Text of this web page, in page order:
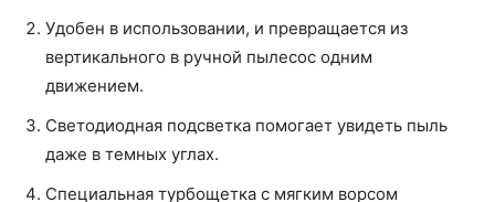
Удобен в использовании, и превращается из
вертикального в ручной пылесос одним
движением.
Светодиодная подсветка помогает увидеть пыль
даже в темных углах.
Специальная турбощетка с мягким ворсом